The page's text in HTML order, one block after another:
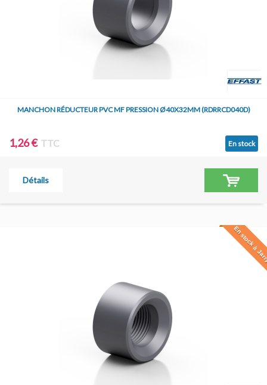
MANCHON RÉDUCTEUR PVC MF PRESSION Ø40X32MM (RDRRCD040D)
1,26 € TTC En stock
Détails
En stock à